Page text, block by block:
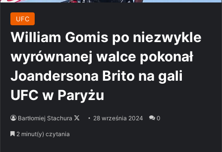
UFC
William Gomis po niezwykle
wyrównanej walce pokonał
Joandersona Brito na gali
UFC w Paryżu
Bartłomiej Stachura
Follow28 września 2024 0
2 minut(y) czytania